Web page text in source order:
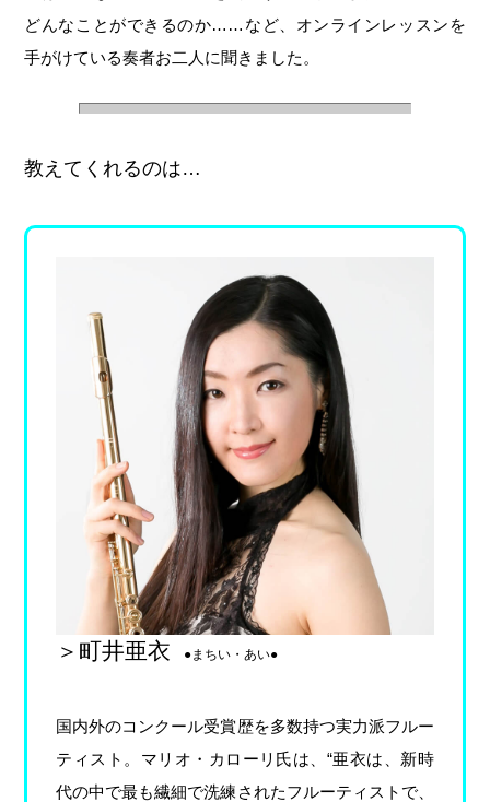
どんなことができるのか……など、オンラインレッスンを
手がけている奏者お二人に聞きました。
教えてくれるのは…
＞町井亜衣 ●まちい・あい●
国内外のコンクール受賞歴を多数持つ実力派フルー
ティスト。マリオ・カローリ氏は、“亜衣は、新時
代の中で最も繊細で洗練されたフルーティストで、